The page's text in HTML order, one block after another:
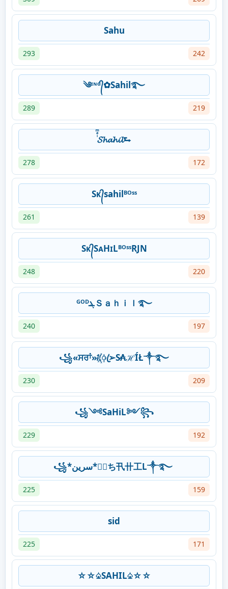
Sahu
293 242
༄ᶦᶰᵈ᭄✿Sahil࿐
289 219
ͥͣͫ𝓢𝓱𝓪𝓱𝓲𝓵⮑
278 172
Sᴋ᭄sahilᴮᴼˢˢ
261 139
Sᴋ᭄SᴀHɪLᴮᴼˢˢRJN
248 220
ᴳᴼᴰܔＳａｈｉｌ࿐
240 197
꧁«ਸਰਾਂ»ᜰ꙰ꦿ➢S̷₳ℋÍŁ༒࿐
230 209
꧁༺SaHiL༻꧂
229 192
꧁*سرین*᭄➢ち卂卄工L༒࿐
225 159
sid
225 171
☆☆♤SAHIL♤☆☆